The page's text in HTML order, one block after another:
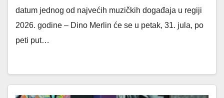
datum jednog od najvećih muzičkih događaja u regiji
2026. godine – Dino Merlin će se u petak, 31. jula, po
peti put…